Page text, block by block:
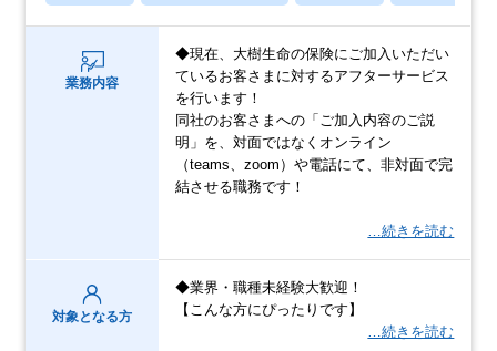
業務内容
◆現在、大樹生命の保険にご加入いただい
ているお客さまに対するアフターサービス
を行います！
同社のお客さまへの「ご加入内容のご説
明」を、対面ではなくオンライン
（teams、zoom）や電話にて、非対面で完
結させる職務です！
…続きを読む
対象となる方
◆業界・職種未経験大歓迎！
【こんな方にぴったりです】
…続きを読む